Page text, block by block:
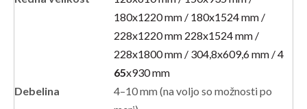
180x1220 mm / 180x1524 mm /
228x1220 mm 228x1524 mm /
228x1800 mm / 304,8x609,6 mm / 4
65x930 mm
Debelina
4–10 mm (na voljo so možnosti po